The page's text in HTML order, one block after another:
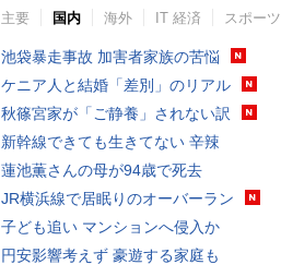
主要 国内 海外 IT 経済 スポーツ
池袋暴走事故 加害者家族の苦悩
ケニア人と結婚「差別」のリアル
秋篠宮家が「ご静養」されない訳
新幹線できても生きてない 辛辣
蓮池薫さんの母が94歳で死去
JR横浜線で居眠りのオーバーラン
子ども追い マンションへ侵入か
円安影響考えず 豪遊する家庭も